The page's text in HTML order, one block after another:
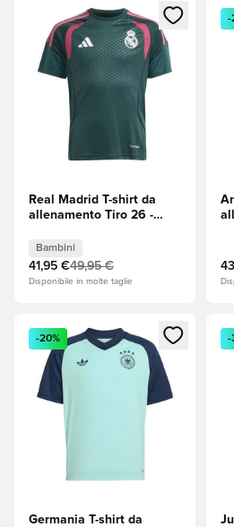
Apre una finestra modale per
Real Madrid T-shirt da
allenamento Tiro 26 -
Bambini
Bambini
41,95 €49,95 €
Disponibile in molte taglie
-
Apre una finestra modale per
-20%
Germania T-shirt da
-